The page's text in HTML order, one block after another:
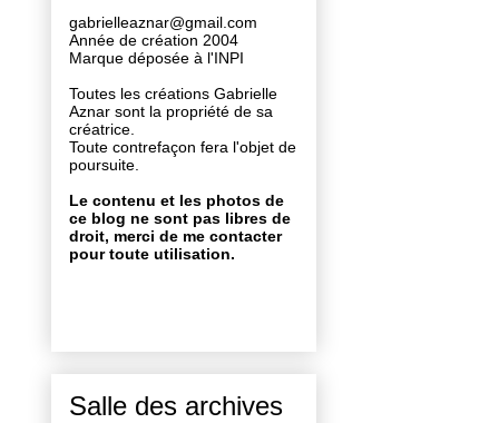
gabrielleaznar@gmail.com
Année de création 2004
Marque déposée à l'INPI
Toutes les créations Gabrielle
Aznar sont la propriété de sa
créatrice.
Toute contrefaçon fera l'objet de
poursuite.
Le contenu et les photos de
ce blog ne sont pas libres de
droit, merci de me contacter
pour toute utilisation.
Salle des archives